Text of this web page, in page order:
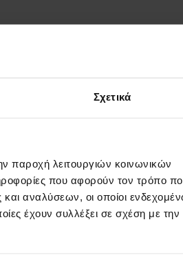
Σχετικά
παροχή λειτουργιών κοινωνικών
που αφορούν τον τρόπο
αναλύσεων, οι οποίοι
έχουν συλλέξει σε σχέση με την